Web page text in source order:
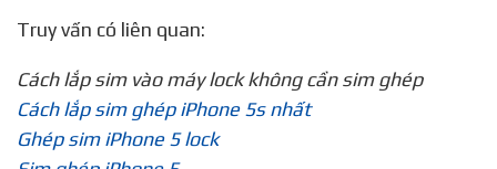
Truy vấn có liên quan:
Cách lắp sim vào máy lock không cần sim ghép
Cách lắp sim ghép iPhone 5s nhất
Ghép sim iPhone 5 lock